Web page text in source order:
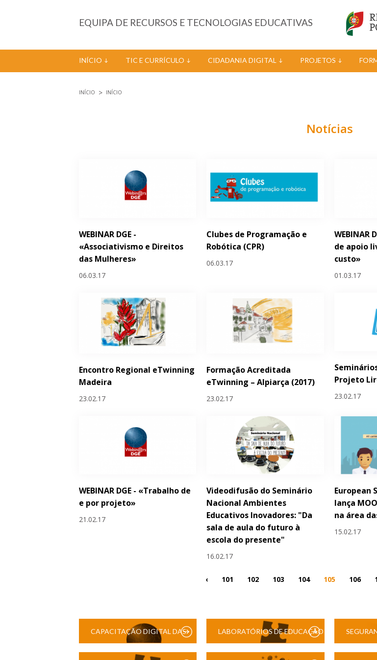
EQUIPA DE RECURSOS E TECNOLOGIAS EDUCATIVAS
INÍCIO TIC E CURRÍCULO CIDADANIA DIGITAL PROJETOS
INÍCIO INÍCIO
Notícias
WEBINAR DGE -
«Associativismo e Direitos
das Mulheres»
06.03.17
Clubes de Programação e
Robótica (CPR)
06.03.17
WEBINAR
de apoio
custo»
01.03.17
Encontro Regional eTwinning
Madeira
23.02.17
Formação Acreditada
eTwinning – Alpiarça (2017)
23.02.17
Projeto
23.02.17
WEBINAR DGE - «Trabalho de
e por projeto»
21.02.17
Videodifusão do Seminário
Nacional Ambientes
Educativos Inovadores: "Da
sala de aula do futuro à
escola do presente"
16.02.17
European
lança
na área
15.02.17
Páginas
‹ 101 102 103 104 105 106
CAPACITAÇÃO DIGITAL DAS LABORATÓRIOS DE EDUCAÇÃO